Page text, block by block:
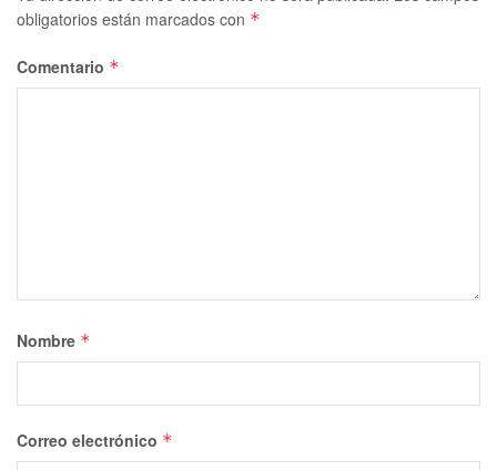
obligatorios están marcados con *
Comentario *
Nombre *
Correo electrónico *